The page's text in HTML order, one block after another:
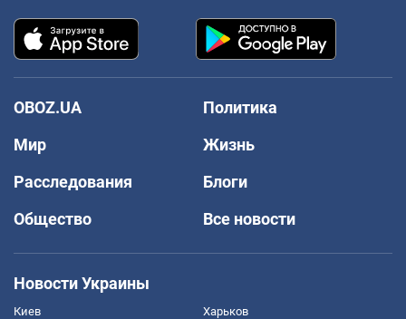
OBOZ.UA
Политика
Мир
Жизнь
Расследования
Блоги
Общество
Все новости
Новости Украины
Киев Харьков